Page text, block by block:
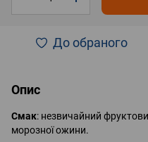
До обраного
Опис
Смак: незвичайний
морозної ожини.